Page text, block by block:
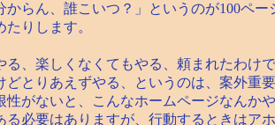
からん、誰こいつ？」というのが100ペ
りします。
、楽しくなくてもやる、頼まれたわけ
どとりあえずやる、というのは、案外重
性がないと、こんなホームページなんか
る必要はありますが、行動するときはア